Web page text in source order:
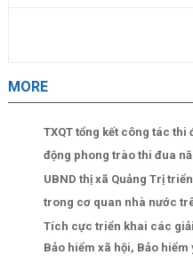
MORE
TXQT tổng kết công tác thi
động phong trào thi đua
UBND thị xã Quảng Trị
trong cơ quan nhà nước
Tích cực triển khai các
Bảo hiểm xã hội, Bảo hiểm